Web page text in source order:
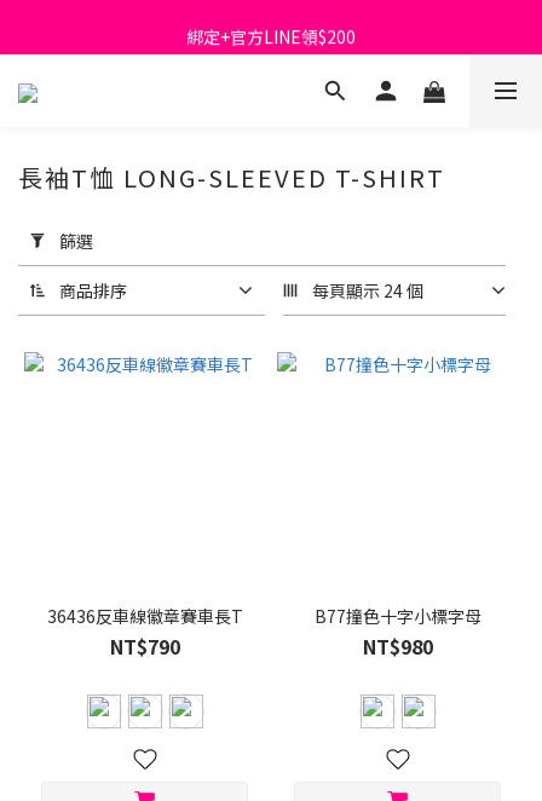
首購免運費🚚
綁定+官方LINE領$200
出清特價_買一送一
用
篩
選
(0/20)
顏
長袖T恤 LONG-SLEEVED T-SHIRT
篩選
商品排序 每頁顯示 24 個
36436反車線徽章賽車長T
NT$790
B77撞色十字小標字母
NT$980